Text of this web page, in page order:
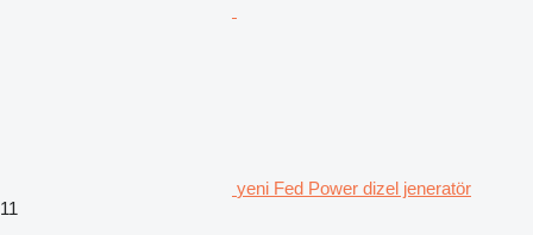
yeni Fed Power dizel jeneratör
11